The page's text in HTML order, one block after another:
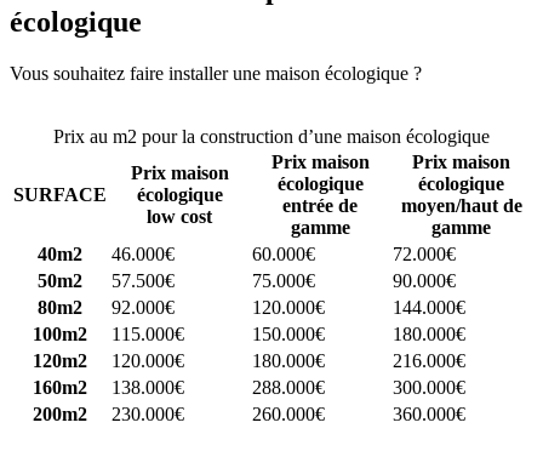
écologique
Vous souhaitez faire installer une maison écologique ?
Prix au m2 pour la construction d’une maison écologique
SURFACE
Prix maison
écologique
low cost
Prix maison
écologique
entrée de
gamme
Prix maison
écologique
moyen/haut de
gamme
40m2
46.000€ 60.000€
72.000€
50m2
57.500€ 75.000€
90.000€
80m2
92.000€ 120.000€
144.000€
100m2
115.000€ 150.000€
180.000€
120m2
120.000€ 180.000€
216.000€
160m2
138.000€ 288.000€
300.000€
200m2
230.000€ 260.000€ 360.000€